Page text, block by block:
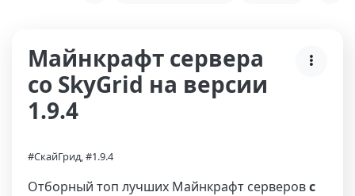
Майнкрафт сервера
со SkyGrid на версии
1.9.4
#СкайГрид, #1.9.4
Отборный топ лучших Майнкрафт серверовс